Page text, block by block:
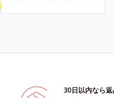
30日以内なら